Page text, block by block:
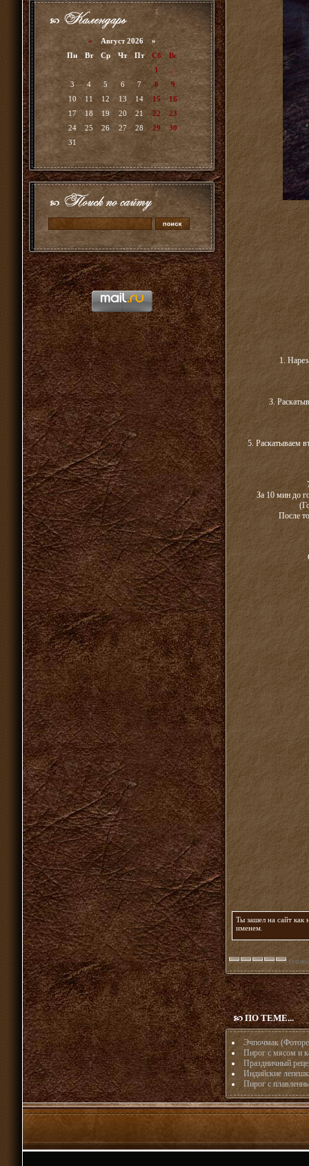
« Август 2026 »
Пн
Вт Ср Чт Пт Сб
Вс
1
2
3
4 5 6 7 8
9
10
11 12 13 14 15
16
17
18 19 20 21 22
23
24
25 26 27 28 29
30
31
1.
3.
5. Раскатываем
За 10 мин до
После
Ты зашел на сайт как
именем
ПО ТЕМЕ...
Эчпочмак
Пирог с мясом и
Праздничный
Индийские
Пирог с